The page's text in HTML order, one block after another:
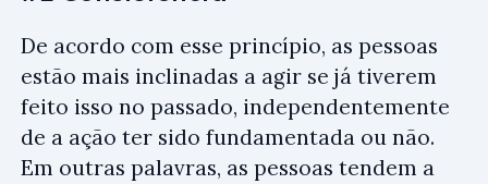
De acordo com esse princípio, as pessoas
estão mais inclinadas a agir se já tiverem
feito isso no passado, independentemente
de a ação ter sido fundamentada ou não.
Em outras palavras, as pessoas tendem a